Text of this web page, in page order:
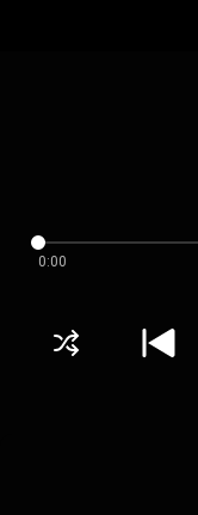
0:00